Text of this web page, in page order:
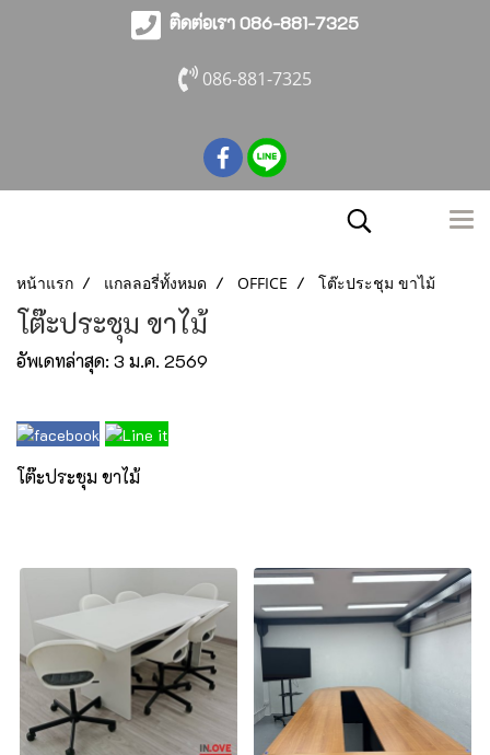
ติดต่อเรา 086-881-7325
086-881-7325
หน้าแรก แกลลอรี่ทั้งหมด OFFICE โต๊ะประชุม ขาไม้
โต๊ะประชุม ขาไม้
อัพเดทล่าสุด: 3 ม.ค. 2569
โต๊ะประชุม ขาไม้